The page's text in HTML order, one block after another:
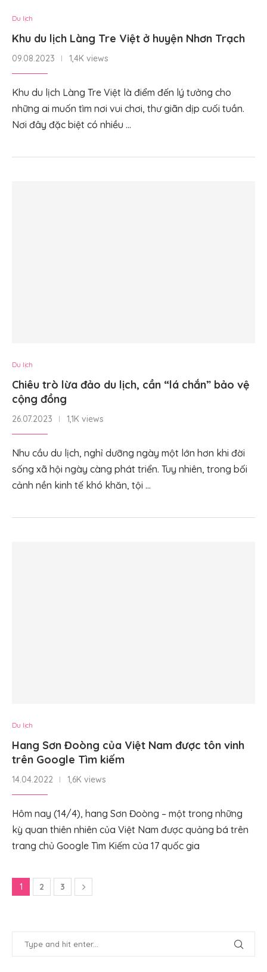
Du lịch
Khu du lịch Làng Tre Việt ở huyện Nhơn Trạch
09.08.2023 1,4K views
Khu du lịch Làng Tre Việt là điểm đến lý tưởng cho
những ai muốn tìm nơi vui chơi, thư giãn dịp cuối tuần.
Nơi đây đặc biệt có nhiều …
Du lịch
Chiêu trò lừa đảo du lịch, cần “lá chắn” bảo vệ
cộng đồng
26.07.2023 1,1K views
Nhu cầu du lịch, nghỉ dưỡng ngày một lớn hơn khi đời
sống xã hội ngày càng phát triển. Tuy nhiên, trong bối
cảnh nền kinh tế khó khăn, tội …
Du lịch
Hang Sơn Đoòng của Việt Nam được tôn vinh
trên Google Tìm kiếm
14.04.2022 1,6K views
Hôm nay (14/4), hang Sơn Đoòng – một trong những
kỳ quan thiên nhiên của Việt Nam được quảng bá trên
trang chủ Google Tìm Kiếm của 17 quốc gia
1 2 3